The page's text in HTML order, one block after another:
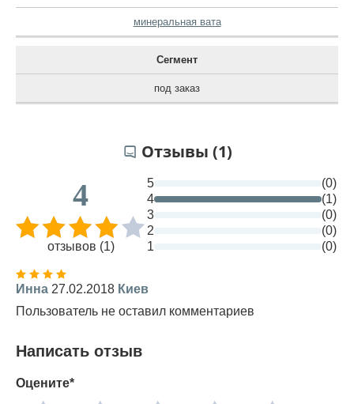
минеральная вата
Сегмент
под заказ
Отзывы (1)
4
отзывов (1)
5
(0)
4
(1)
3
(0)
2
(0)
1
(0)
Инна 27.02.2018 Киев
Пользователь не оставил комментариев
Написать отзыв
Оцените*